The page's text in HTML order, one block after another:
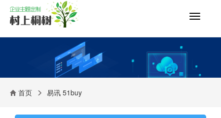
切
导
首页 易讯 51buy